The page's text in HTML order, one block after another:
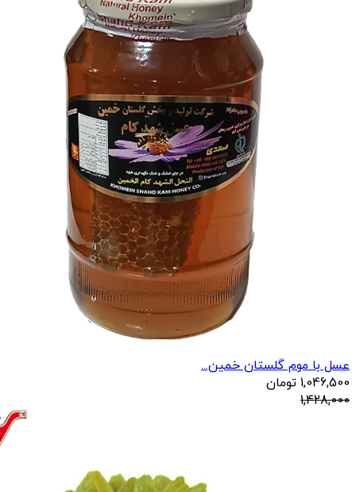
عسل با موم گلستان خمین...
1,046,500 تومان
1,428,000